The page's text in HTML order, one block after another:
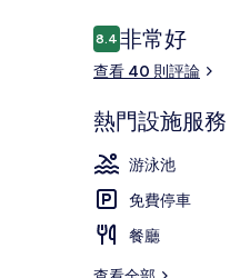
評
論
8.48.4 分，滿分 10 分，
非常好
查看 40 則評論
熱門設施服務
游泳池
免費停車
餐廳